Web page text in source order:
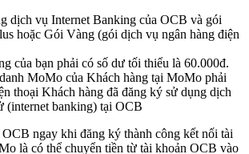
dịch vụ Internet Banking của OCB và gói
hoặc Gói Vàng (gói dịch vụ ngân hàng điện
của bạn phải có số dư tối thiểu là 60.000đ.
MoMo của Khách hàng tại MoMo phải
thoại Khách hàng đã đăng ký sử dụng dịch
(internet banking) tại OCB
OCB ngay khi đăng ký thành công kết nối tài
là có thể chuyển tiền từ tài khoản OCB vào